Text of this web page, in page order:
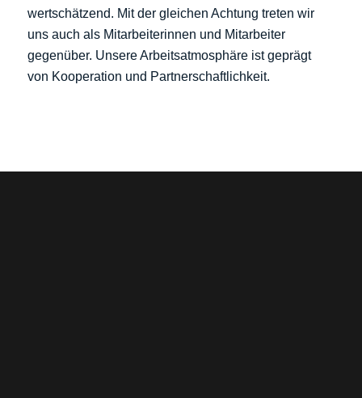
wertschätzend. Mit der gleichen Achtung treten wir
uns auch als Mitarbeiterinnen und Mitarbeiter
gegenüber. Unsere Arbeitsatmosphäre ist geprägt
von Kooperation und Partnerschaftlichkeit.